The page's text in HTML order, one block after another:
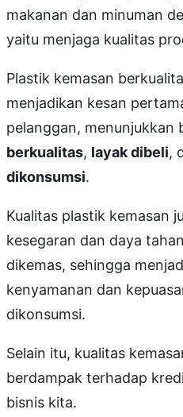
makanan dan minuman
yaitu menjaga kualitas
Plastik kemasan
menjadikan kesan
pelanggan, menunjukkan
berkualitas, layak dibeli,
dikonsumsi.
Kualitas plastik kemasan
kesegaran dan daya
dikemas, sehingga
kenyamanan dan
dikonsumsi.
Selain itu, kualitas
berdampak terhadap
bisnis kita.